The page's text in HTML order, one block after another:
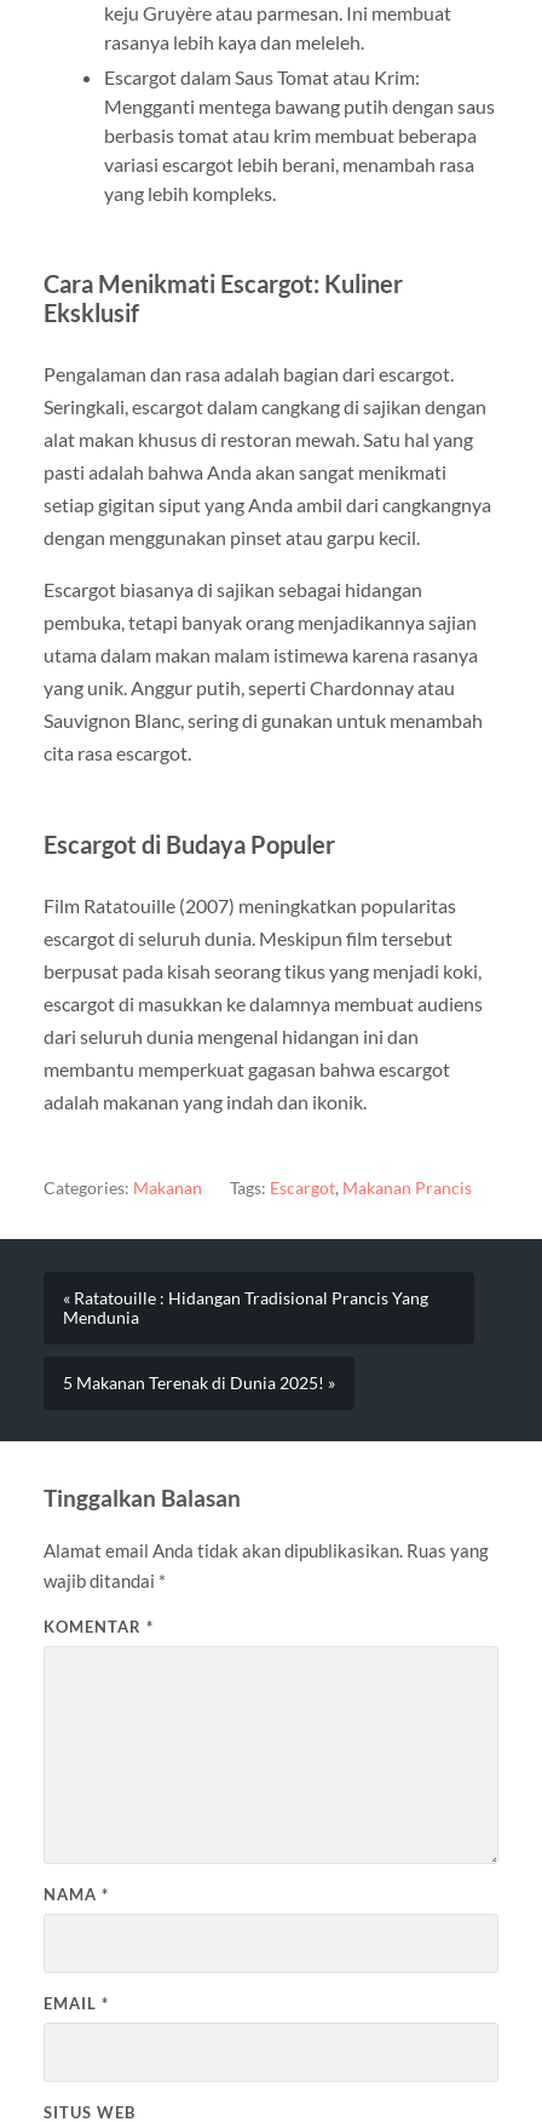
keju Gruyère atau parmesan. Ini membuat
rasanya lebih kaya dan meleleh.
Escargot dalam Saus Tomat atau Krim:
Mengganti mentega bawang putih dengan saus
berbasis tomat atau krim membuat beberapa
variasi escargot lebih berani, menambah rasa
yang lebih kompleks.
Cara Menikmati Escargot: Kuliner
Eksklusif
Pengalaman dan rasa adalah bagian dari escargot.
Seringkali, escargot dalam cangkang di sajikan dengan
alat makan khusus di restoran mewah. Satu hal yang
pasti adalah bahwa Anda akan sangat menikmati
setiap gigitan siput yang Anda ambil dari cangkangnya
dengan menggunakan pinset atau garpu kecil.
Escargot biasanya di sajikan sebagai hidangan
pembuka, tetapi banyak orang menjadikannya sajian
utama dalam makan malam istimewa karena rasanya
yang unik. Anggur putih, seperti Chardonnay atau
Sauvignon Blanc, sering di gunakan untuk menambah
cita rasa escargot.
Escargot di Budaya Populer
Film Ratatouille (2007) meningkatkan popularitas
escargot di seluruh dunia. Meskipun film tersebut
berpusat pada kisah seorang tikus yang menjadi koki,
escargot di masukkan ke dalamnya membuat audiens
dari seluruh dunia mengenal hidangan ini dan
membantu memperkuat gagasan bahwa escargot
adalah makanan yang indah dan ikonik.
Categories: Makanan Tags: Escargot, Makanan Prancis
« Ratatouille : Hidangan Tradisional Prancis Yang
Mendunia
5 Makanan Terenak di Dunia 2025! »
Tinggalkan Balasan
Alamat email Anda tidak akan dipublikasikan. Ruas yang
wajib ditandai *
KOMENTAR *
NAMA *
EMAIL *
SITUS WEB